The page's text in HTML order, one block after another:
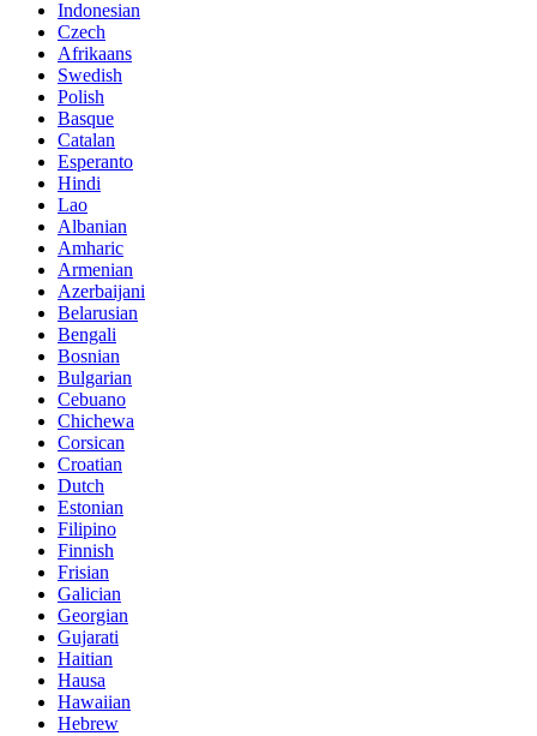
Indonesian
Czech
Afrikaans
Swedish
Polish
Basque
Catalan
Esperanto
Hindi
Lao
Albanian
Amharic
Armenian
Azerbaijani
Belarusian
Bengali
Bosnian
Bulgarian
Cebuano
Chichewa
Corsican
Croatian
Dutch
Estonian
Filipino
Finnish
Frisian
Galician
Georgian
Gujarati
Haitian
Hausa
Hawaiian
Hebrew